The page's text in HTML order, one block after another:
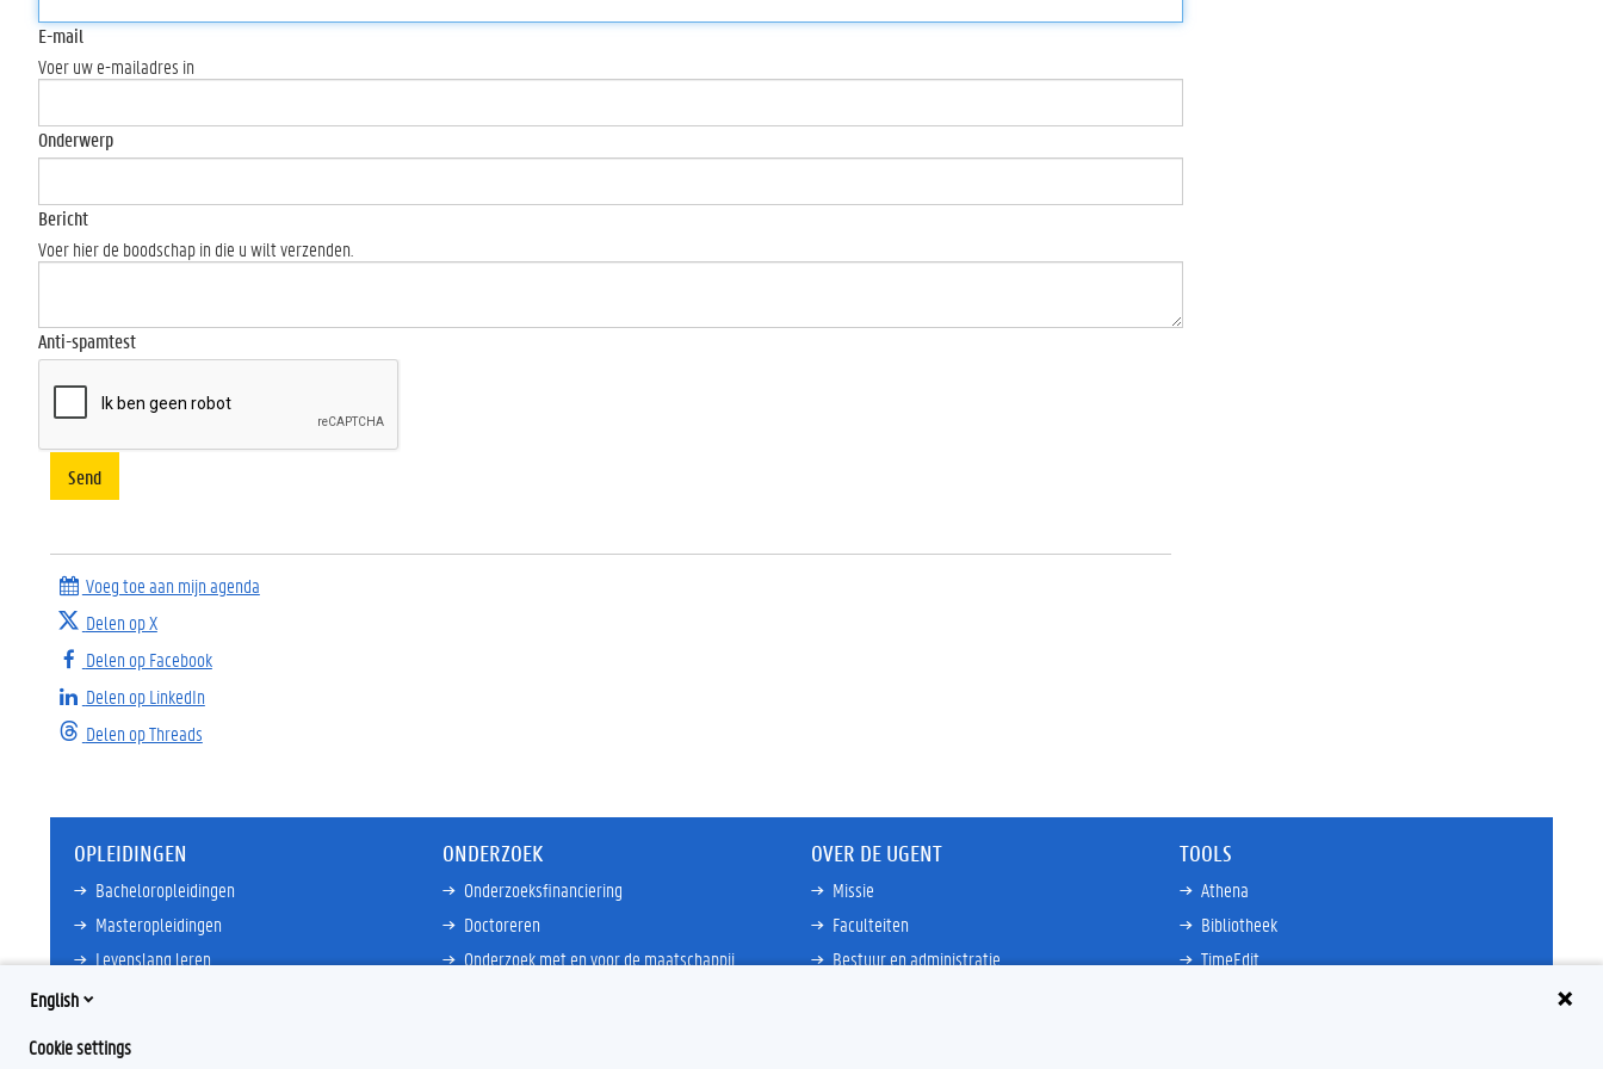
E-mail
Voer uw e-mailadres in
Onderwerp
Bericht
Voer hier de boodschap in die u wilt verzenden.
Anti-spamtest
Send
Voeg toe aan mijn agenda
Delen op X
Delen op Facebook
Delen op LinkedIn
Delen op Threads
OPLEIDINGEN
Bacheloropleidingen
Masteropleidingen
Levenslang leren
ONDERZOEK
Onderzoeksfinanciering
Doctoreren
Onderzoek met en voor de maatschappij
OVER DE UGENT
Missie
Faculteiten
Bestuur en administratie
TOOLS
Athena
Bibliotheek
TimeEdit
English
Cookie settings